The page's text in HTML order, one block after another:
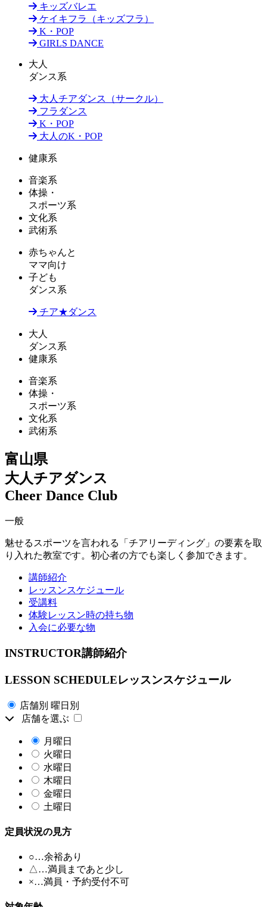
キッズバレエ
ケイキフラ（キッズフラ）
K・POP
GIRLS DANCE
大人
ダンス系
大人チアダンス（サークル）
フラダンス
K・POP
大人のK・POP
健康系
音楽系
体操・
スポーツ系
文化系
武術系
赤ちゃんと
ママ向け
子ども
ダンス系
チア★ダンス
大人
ダンス系
健康系
音楽系
体操・
スポーツ系
文化系
武術系
富山県
大人チアダンス
Cheer Dance Club
一般
魅せるスポーツを言われる「チアリーディング」の要素を取
り入れた教室です。初心者の方でも楽しく参加できます。
講師紹介
レッスンスケジュール
受講料
体験レッスン時の持ち物
入会に必要な物
INSTRUCTOR講師紹介
LESSON SCHEDULEレッスンスケジュール
店舗別 曜日別
店舗を選ぶ
月曜日
火曜日
水曜日
木曜日
金曜日
土曜日
定員状況の見方
○…余裕あり
△…満員まであと少し
×…満員・予約受付不可